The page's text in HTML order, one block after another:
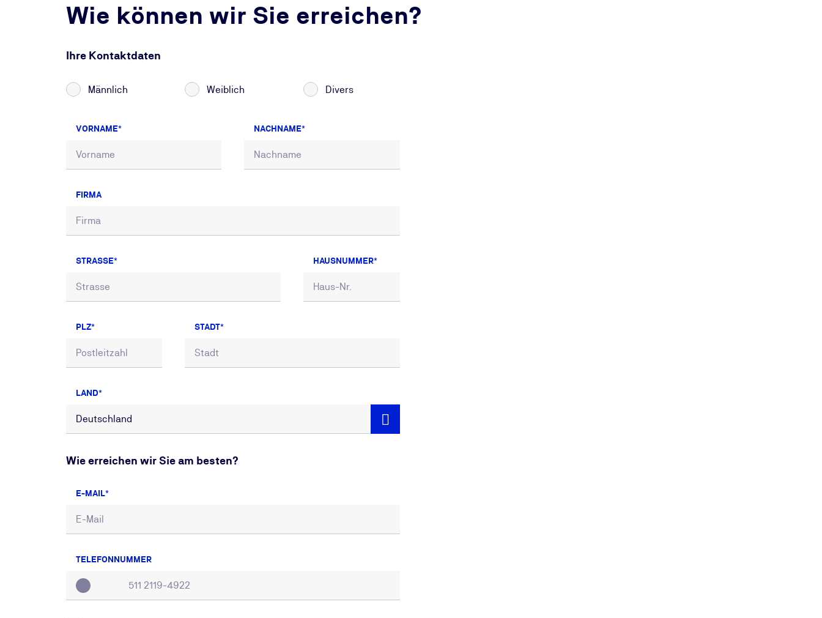
Wie können wir Sie erreichen?
Ihre Kontaktdaten
Männlich Weiblich Divers
VORNAME NACHNAME
FIRMA
STRASSE HAUSNUMMER
PLZ STADT
LAND
Wie erreichen wir Sie am besten?
E-MAIL
TELEFONNUMMER